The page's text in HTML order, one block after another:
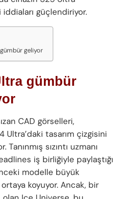
güçlendiriyor.
geliyor
gümbür
CAD görselleri,
Ultra’daki tasarım çizgisini
Tanınmış sızıntı uzmanı
iş birliğiyle paylaştığı
modelle büyük
ortaya koyuyor. Ancak, bir